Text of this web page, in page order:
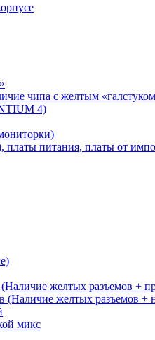
чипа с желтым
4)
питания, платы от
желтых разъемов +
(Наличие желтых разъемов +
микс